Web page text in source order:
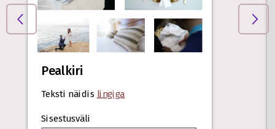
Pealkiri
Teksti näidislingiga
Sisestusväli